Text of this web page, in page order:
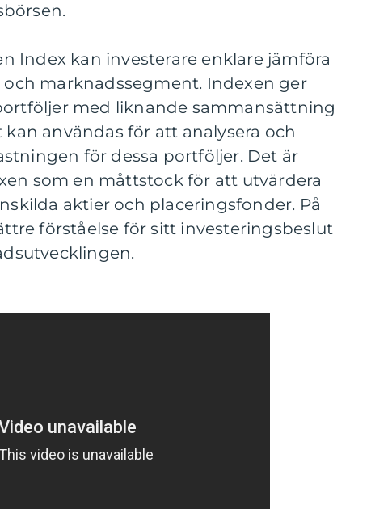
Index kan investerare enklare jämföra
marknadssegment. Indexen ger
med liknande sammansättning
användas för att analysera och
för dessa portföljer. Det är
som en måttstock för att utvärdera
aktier och placeringsfonder. På
förståelse för sitt investeringsbeslut